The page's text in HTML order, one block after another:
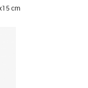
cm